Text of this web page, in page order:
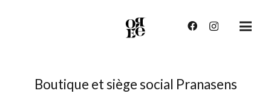
Boutique et siège social Pranasens